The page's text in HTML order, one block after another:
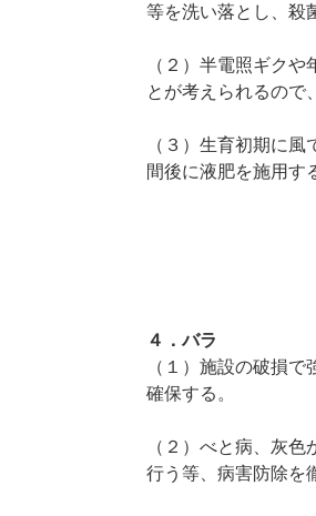
等を洗い落とし、殺
（２）半電照ギク
とが考えられるので
（３）生育初期に
間後に液肥を施用す
４．バラ
（１）施設の破損
確保する。
（２）べと病、灰
行う等、病害防除を